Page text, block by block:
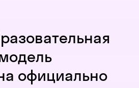
официально